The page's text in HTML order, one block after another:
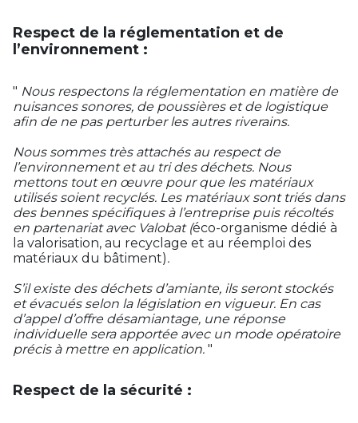
Respect de la réglementation et de
l’environnement :
" Nous respectons la réglementation en matière de
nuisances sonores, de poussières et de logistique
afin de ne pas perturber les autres riverains.
Nous sommes très attachés au respect de
l’environnement et au tri des déchets. Nous
mettons tout en œuvre pour que les matériaux
utilisés soient recyclés. Les matériaux sont triés dans
des bennes spécifiques à l’entreprise puis récoltés
en partenariat avec Valobat (éco-organisme dédié à
la valorisation, au recyclage et au réemploi des
matériaux du bâtiment).
S’il existe des déchets d’amiante, ils seront stockés
et évacués selon la législation en vigueur. En cas
d’appel d’offre désamiantage, une réponse
individuelle sera apportée avec un mode opératoire
précis à mettre en application. "
Respect de la sécurité :